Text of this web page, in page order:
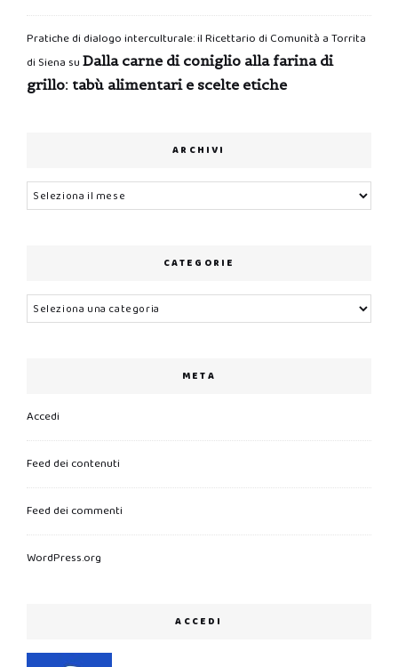
Pratiche di dialogo interculturale: il Ricettario di Comunità a Torrita
di Siena su Dalla carne di coniglio alla farina di
grillo: tabù alimentari e scelte etiche
ARCHIVI
Archivi
CATEGORIE
Categorie
META
Accedi
Feed dei contenuti
Feed dei commenti
WordPress.org
ACCEDI